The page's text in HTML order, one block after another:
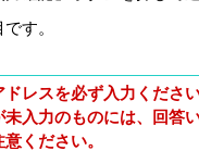
す。
レスを必ず入力ください
入力のものには、回答い
ください。